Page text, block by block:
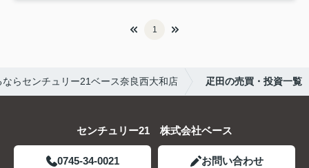
1
らセンチュリー21ベース奈良西大和店 疋田の売買・投資一覧
センチュリー21 株式会社ベース
0745-34-0021 お問い合わせ